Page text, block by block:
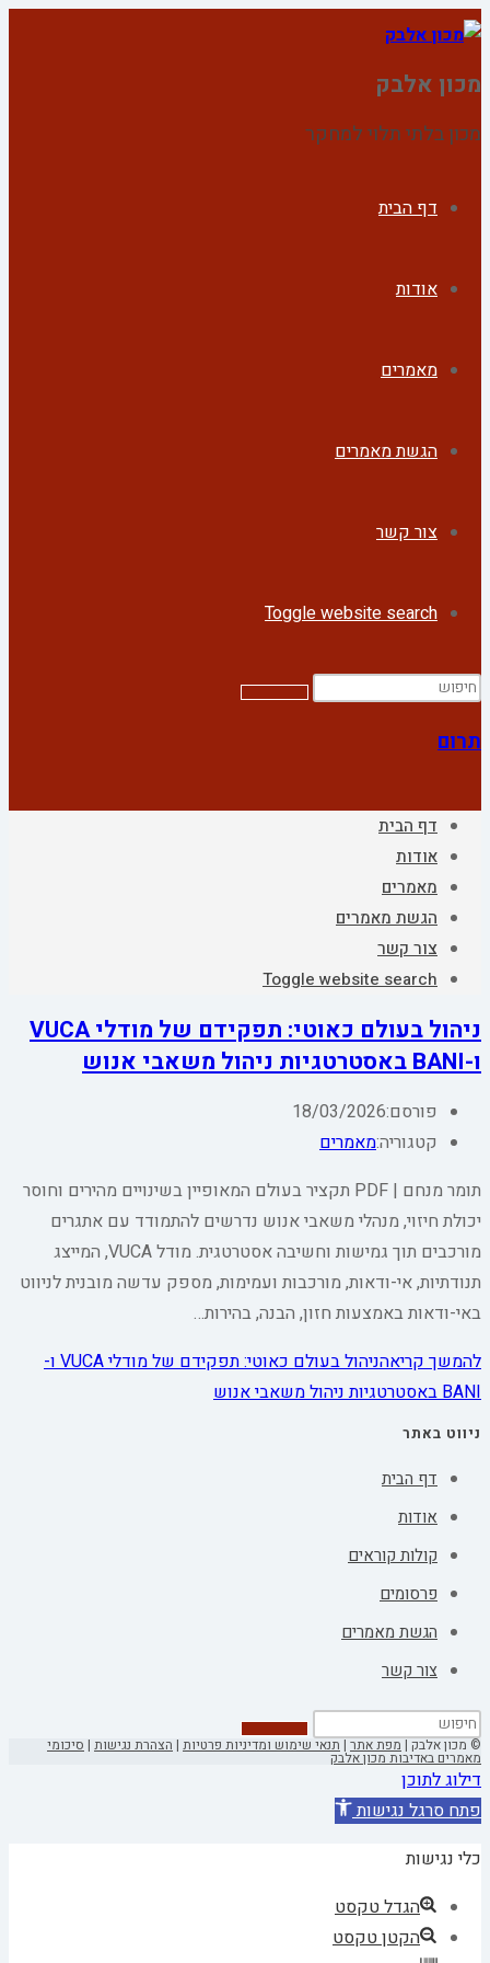
מכון אלבק
מכון בלתי תלוי למחקר
דף הבית
אודות
מאמרים
הגשת מאמרים
צור קשר
Toggle website search
תרום
דף הבית
אודות
מאמרים
הגשת מאמרים
צור קשר
Toggle website search
ניהול בעולם כאוטי: תפקידם של מודלי VUCA
ו-BANI באסטרטגיות ניהול משאבי אנוש
פורסם:18/03/2026
קטגוריה:מאמרים
תומר מנחם | PDF תקציר בעולם המאופיין בשינויים מהירים וחוסר
יכולת חיזוי, מנהלי משאבי אנוש נדרשים להתמודד עם אתגרים
מורכבים תוך גמישות וחשיבה אסטרטגית. מודל VUCA, המייצג
תנודתיות, אי-ודאות, מורכבות ועמימות, מספק עדשה מובנית לניווט
באי-ודאות באמצעות חזון, הבנה, בהירות…
להמשך קריאה
ניהול בעולם כאוטי: תפקידם של מודלי VUCA ו-
BANI באסטרטגיות ניהול משאבי אנוש
ניווט באתר
דף הבית
אודות
קולות קוראים
פרסומים
הגשת מאמרים
צור קשר
© מכון אלבק |מפת אתר|תנאי שימוש ומדיניות פרטיות | הצהרת נגישות | סיכומי
מאמרים באדיבות מכון אלבק
דילוג לתוכן
פתח סרגל נגישות
כלי נגישות
הגדל טקסט
הקטן טקסט